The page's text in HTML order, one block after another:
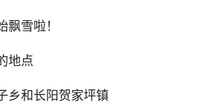
雪啦！
地点
乡和长阳贺家坪镇